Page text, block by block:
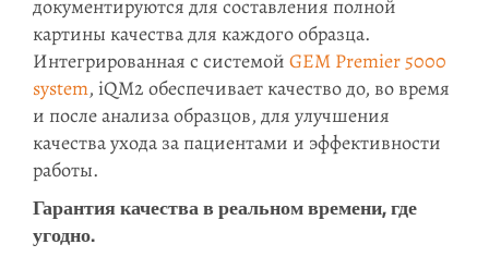
документируются для составления полной
картины качества для каждого образца.
Интегрированная с системой GEM Premier 5000
system, iQM2 обеспечивает качество до, во время
и после анализа образцов, для улучшения
качества ухода за пациентами и эффективности
работы.
Гарантия качества в реальном времени, где
угодно.